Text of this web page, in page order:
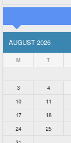
AUGUST 2026
M T
3
4
10
11
17
18
24
25